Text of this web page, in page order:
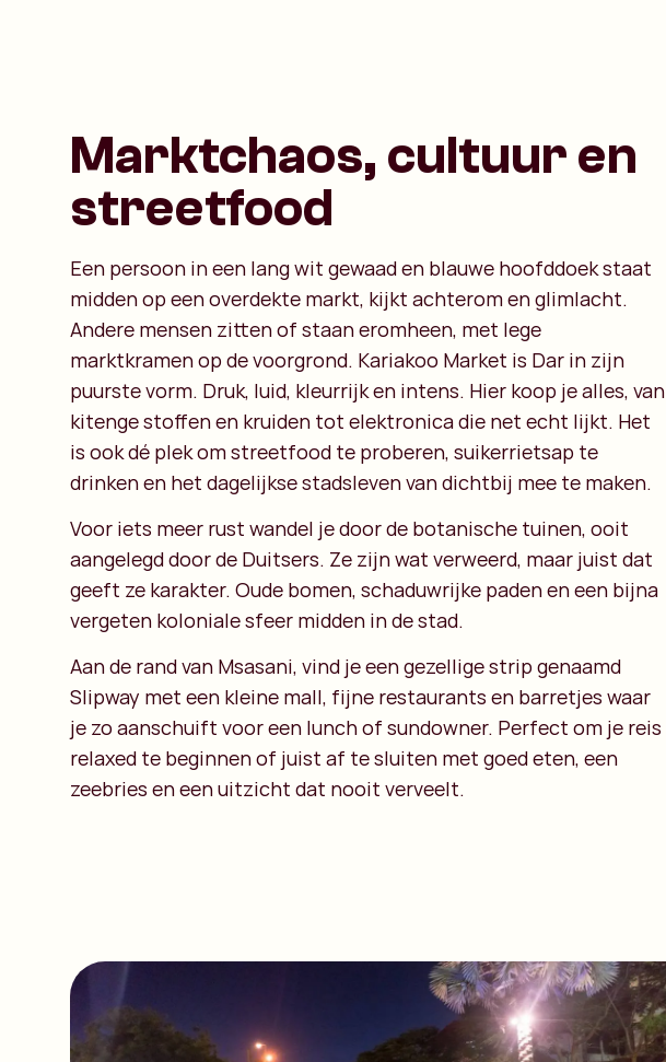
Marktchaos, cultuur en
streetfood
Een persoon in een lang wit gewaad en blauwe hoofddoek staat
midden op een overdekte markt, kijkt achterom en glimlacht.
Andere mensen zitten of staan eromheen, met lege
marktkramen op de voorgrond. Kariakoo Market is Dar in zijn
puurste vorm. Druk, luid, kleurrijk en intens. Hier koop je alles, van
kitenge stoffen en kruiden tot elektronica die net echt lijkt. Het
is ook dé plek om streetfood te proberen, suikerrietsap te
drinken en het dagelijkse stadsleven van dichtbij mee te maken.
Voor iets meer rust wandel je door de botanische tuinen, ooit
aangelegd door de Duitsers. Ze zijn wat verweerd, maar juist dat
geeft ze karakter. Oude bomen, schaduwrijke paden en een bijna
vergeten koloniale sfeer midden in de stad.
Aan de rand van Msasani, vind je een gezellige strip genaamd
Slipway met een kleine mall, fijne restaurants en barretjes waar
je zo aanschuift voor een lunch of sundowner. Perfect om je reis
relaxed te beginnen of juist af te sluiten met goed eten, een
zeebries en een uitzicht dat nooit verveelt.